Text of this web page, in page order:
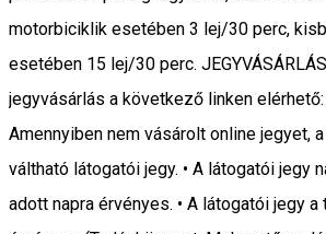
motorbiciklik esetében 3 lej/30 perc,
esetében 15 lej/30 perc.
jegyvásárlás a következő linken elérhető:
Amennyiben nem vásárolt online jegyet,
váltható látogatói jegy. • A látogatói jegy
adott napra érvényes. • A látogatói jegy